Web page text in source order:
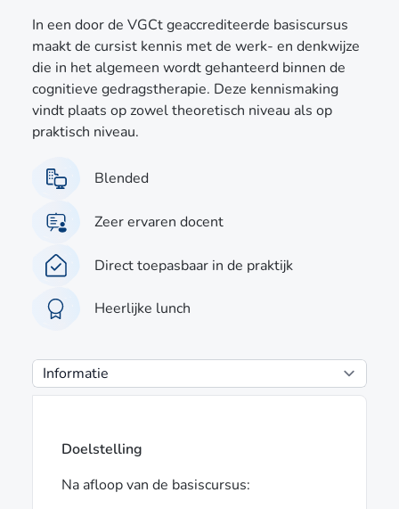
In een door de VGCt geaccrediteerde basiscursus
maakt de cursist kennis met de werk- en denkwijze
die in het algemeen wordt gehanteerd binnen de
cognitieve gedragstherapie. Deze kennismaking
vindt plaats op zowel theoretisch niveau als op
praktisch niveau.
Blended
Zeer ervaren docent
Direct toepasbaar in de praktijk
Heerlijke lunch
Doelstelling
Na afloop van de basiscursus: